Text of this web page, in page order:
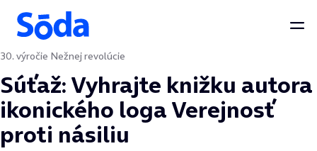
Preskočiť na obsah
30. výročie Nežnej revolúcie
Súťaž: Vyhrajte knižku autora
ikonického loga Verejnosť
proti násiliu